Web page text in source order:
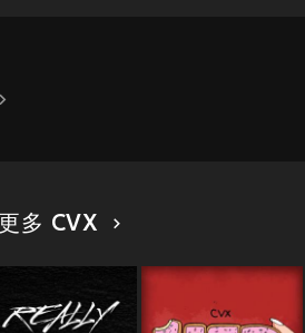
更多 CVX